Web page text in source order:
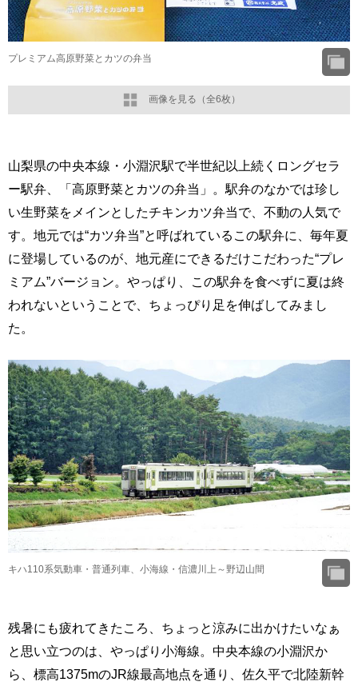
画像を見る（全6枚）
プレミアム高原野菜とカツの弁当
山梨県の中央本線・小淵沢駅で半世紀以上続くロングセラ
ー駅弁、「高原野菜とカツの弁当」。駅弁のなかでは珍し
い生野菜をメインとしたチキンカツ弁当で、不動の人気で
す。地元では“カツ弁当”と呼ばれているこの駅弁に、毎年夏
に登場しているのが、地元産にできるだけこだわった“プレ
ミアム”バージョン。やっぱり、この駅弁を食べずに夏は終
われないということで、ちょっぴり足を伸ばしてみまし
た。
キハ110系気動車・普通列車、小海線・信濃川上～野辺山間
残暑にも疲れてきたころ、ちょっと涼みに出かけたいなぁ
と思い立つのは、やっぱり小海線。中央本線の小淵沢か
ら、標高1375mのJR線最高地点を通り、佐久平で北陸新幹